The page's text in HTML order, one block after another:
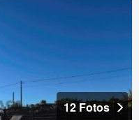
12 Fotos